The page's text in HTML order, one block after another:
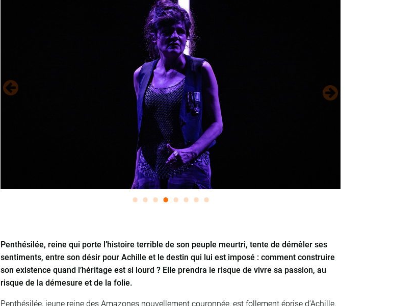
Penthésilée, reine qui porte l’histoire terrible de son peuple meurtri, tente de démêler ses
sentiments, entre son désir pour Achille et le destin qui lui est imposé : comment construire
son existence quand l’héritage est si lourd ? Elle prendra le risque de vivre sa passion, au
risque de la démesure et de la folie.
Penthésilée, jeune reine des Amazones nouvellement couronnée, est follement éprise d’Achille,